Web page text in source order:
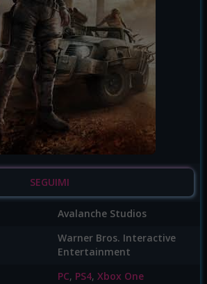
SEGUIMI
Avalanche Studios
Warner Bros. Interactive
Entertainment
PC, PS4, Xbox One